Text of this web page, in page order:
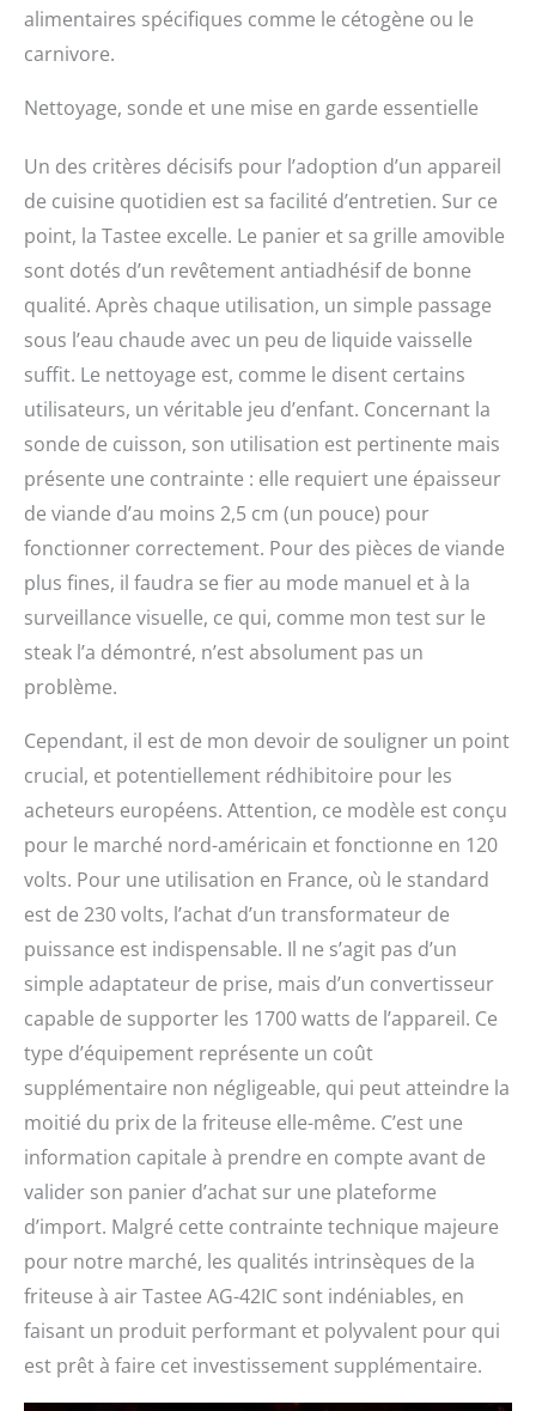
alimentaires spécifiques comme le cétogène ou le
carnivore.
Nettoyage, sonde et une mise en garde essentielle
Un des critères décisifs pour l’adoption d’un appareil
de cuisine quotidien est sa facilité d’entretien. Sur ce
point, la Tastee excelle. Le panier et sa grille amovible
sont dotés d’un revêtement antiadhésif de bonne
qualité. Après chaque utilisation, un simple passage
sous l’eau chaude avec un peu de liquide vaisselle
suffit. Le nettoyage est, comme le disent certains
utilisateurs, un véritable jeu d’enfant. Concernant la
sonde de cuisson, son utilisation est pertinente mais
présente une contrainte : elle requiert une épaisseur
de viande d’au moins 2,5 cm (un pouce) pour
fonctionner correctement. Pour des pièces de viande
plus fines, il faudra se fier au mode manuel et à la
surveillance visuelle, ce qui, comme mon test sur le
steak l’a démontré, n’est absolument pas un
problème.
Cependant, il est de mon devoir de souligner un point
crucial, et potentiellement rédhibitoire pour les
acheteurs européens. Attention, ce modèle est conçu
pour le marché nord-américain et fonctionne en 120
volts. Pour une utilisation en France, où le standard
est de 230 volts, l’achat d’un transformateur de
puissance est indispensable. Il ne s’agit pas d’un
simple adaptateur de prise, mais d’un convertisseur
capable de supporter les 1700 watts de l’appareil. Ce
type d’équipement représente un coût
supplémentaire non négligeable, qui peut atteindre la
moitié du prix de la friteuse elle-même. C’est une
information capitale à prendre en compte avant de
valider son panier d’achat sur une plateforme
d’import. Malgré cette contrainte technique majeure
pour notre marché, les qualités intrinsèques de la
friteuse à air Tastee AG-42IC sont indéniables, en
faisant un produit performant et polyvalent pour qui
est prêt à faire cet investissement supplémentaire.